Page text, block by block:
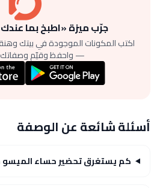
جرّب ميزة «اطبخ بما
اكتب المكونات الموجودة في بيتك
— واحفظ وقيّم
أسئلة شائعة عن الوصفة
كم يستغرق تحضير حساء الميسو